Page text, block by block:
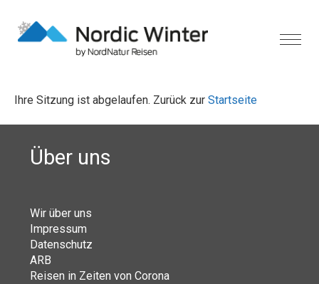
Ihre Sitzung ist abgelaufen. Zurück zur Startseite
Über uns
Wir über uns
Impressum
Datenschutz
ARB
Reisen in Zeiten von Corona